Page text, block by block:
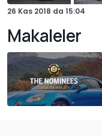
26 Kas 2018 da 15:04
Makaleler